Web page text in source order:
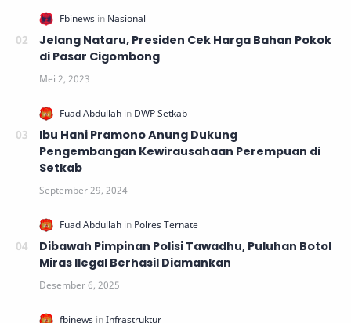
Jelang Nataru, Presiden Cek Harga Bahan Pokok
di Pasar Cigombong
Ibu Hani Pramono Anung Dukung
Pengembangan Kewirausahaan Perempuan di
Setkab
Dibawah Pimpinan Polisi Tawadhu, Puluhan Botol
Miras Ilegal Berhasil Diamankan